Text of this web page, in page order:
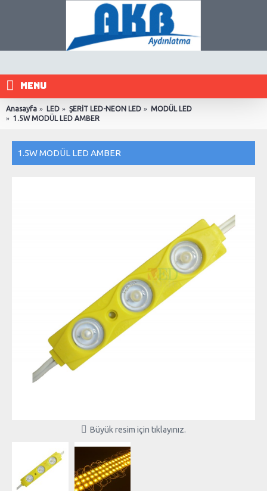
MENU
Anasayfa LED ŞERİT LED-NEON LED
MODÜL LED
1.5W MODÜL LED AMBER
1.5W MODÜL LED AMBER
Büyük resim için tıklayınız.